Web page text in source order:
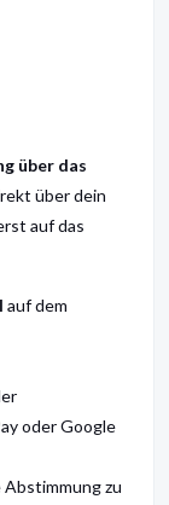
über das
über dein
auf das
auf dem
oder Google
Abstimmung zu